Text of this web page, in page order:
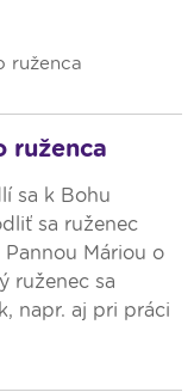
ruženca
ruženca
sa k Bohu
sa ruženec
Máriou o
ruženec sa
napr. aj pri práci